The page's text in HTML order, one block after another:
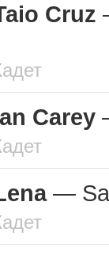
Cruz
Carey
—